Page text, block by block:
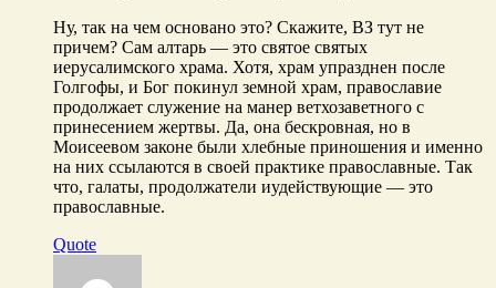
Ну, так на чем основано это? Скажите, ВЗ тут не
причем? Сам алтарь — это святое святых
иерусалимского храма. Хотя, храм упразднен после
Голгофы, и Бог покинул земной храм, православие
продолжает служение на манер ветхозаветного с
принесением жертвы. Да, она бескровная, но в
Моисеевом законе были хлебные приношения и именно
на них ссылаются в своей практике православные. Так
что, галаты, продолжатели иудействующие — это
православные.
Quote